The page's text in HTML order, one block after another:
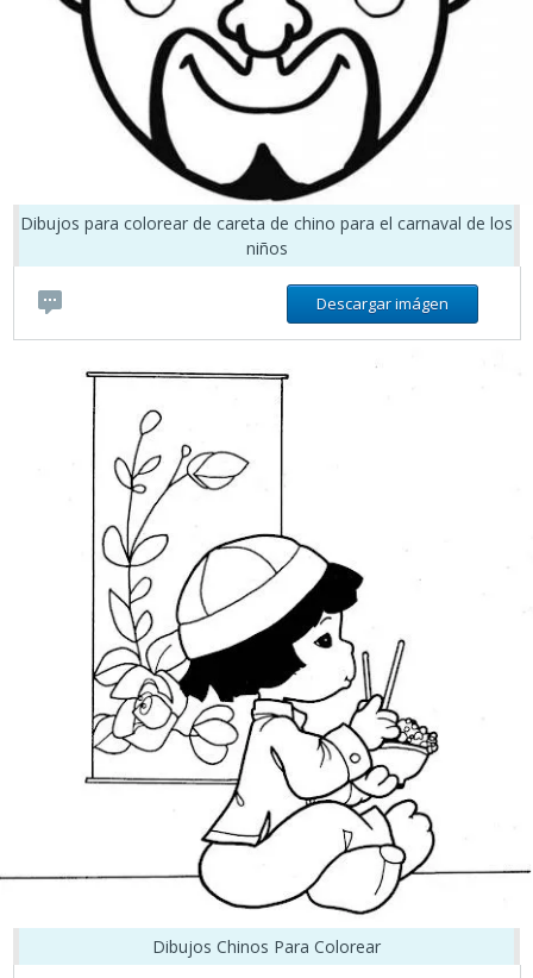
Dibujos para colorear de careta de chino para el carnaval de los
niños
Descargar imágen
Dibujos Chinos Para Colorear